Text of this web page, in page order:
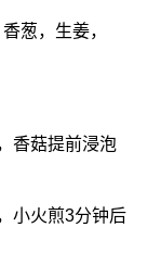
葱，生姜，
香菇提前浸泡
小火煎3分钟后